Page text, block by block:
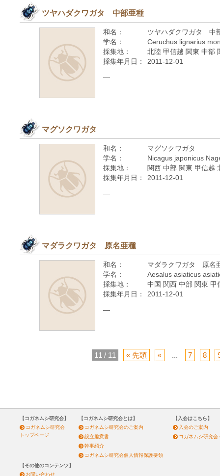
ツヤハダクワガタ 中部亜種
和名：
ツヤハダクワガタ 中
学名：
Ceruchus lignarius
採集地：
北陸 甲信越 関東 中部
採集年月日：
2011-12-01
—
マグソクワガタ
和名：
マグソクワガタ
学名：
Nicagus japonicus
採集地：
関西 中部 関東 甲信越
採集年月日：
2011-12-01
—
マダラクワガタ 原名亜種
和名：
マダラクワガタ 原名
学名：
Aesalus asiaticus
採集地：
中国 関西 中部 関東
採集年月日：
2011-12-01
—
11 / 11 « 先頭 « ... 7 8
【コガネムシ研究会】
コガネムシ研究会
トップページ
【コガネムシ研究会とは】
コガネムシ研究会のご案内
設立趣意書
幹事紹介
コガネムシ研究会個人情報保護要領
【入会はこちら】
入会のご案内
コガネムシ研究会
【その他のコンテンツ】
お問い合わせ